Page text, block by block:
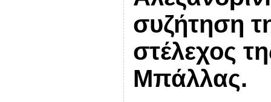
συζήτηση
στέλεχος
Μπάλλας.